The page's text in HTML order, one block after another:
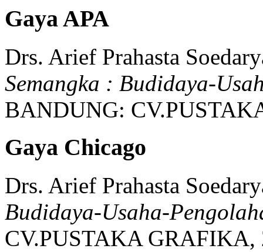
Gaya APA
Drs. Arief Prahasta
Semangka : Budidaya-
BANDUNG:
Gaya Chicago
Drs. Arief Prahasta
Budidaya-Usaha-
CV.PUSTAKA GRAFIKA,